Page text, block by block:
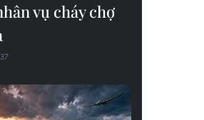
vụ cháy chợ